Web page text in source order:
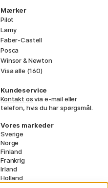
Mærker
Pilot
Lamy
Faber-Castell
Posca
Winsor & Newton
Visa alle (160)
Kundeservice
Kontakt osvia e-mail eller
telefon, hvis du har spørgsmål.
Vores markeder
Sverige
Norge
Finland
Frankrig
Irland
Holland